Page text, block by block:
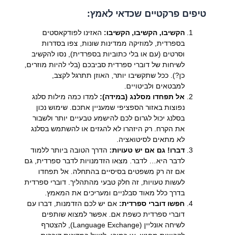
טיפים פרקטיים שכדאי לאמץ:
הקשיבו, הקשיבו, הקשיבו: האזינו לפודקאסטים
בספרדית, למוזיקה ממדינות שונות, צפו בסדרות
וסרטים (עם או בלי כתוביות בספרדית), נסו להקשיב
לשיחות של דוברי ספרדית סביבכם (בלי להיות מוזרים,
כן?). ככל שתקשיבו יותר, האוזן תתרגל לקצב,
למבטאים ולביטויים.
אל תפחדו מסלנג (במידה): למדו כמה מילות סלנג
נפוצות באזור הספציפי שמעניין אתכם. שימוש נכון
בסלנג יכול לגרום לכם להישמע טבעיים יותר ולשבור
את הקרח. רק היזהרו לא להגזים או להשתמש בסלנג
לא מתאים לסיטואציה.
דברו! גם אם יש טעויות: הדרך הטובה ביותר ללמוד
לדבר היא… לדבר. מצאו הזדמנויות לדבר ספרדית, גם
אם זה רק משפטים בסיסיים בהתחלה. אל תפחדו
לעשות טעויות, זה חלק טבעי מהתהליך. דוברי ספרדית
בדרך כלל מאוד סבלניים ומעריכים את המאמץ.
חפשו דוברי ספרדית: אם יש לכם הזדמנות, דברו עם
דוברי ספרדית כשפת אם. אפשר למצוא שותפים
לשיחה אונליין (Language Exchange), להצטרף